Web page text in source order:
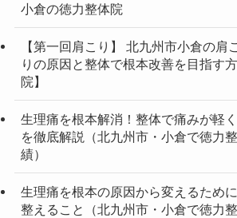
小倉の徳力整体院
【第一回肩こり】 北九州市小倉の肩
りの原因と整体で根本改善を目指す
院】
生理痛を根本解消！整体で痛みが軽
を徹底解説（北九州市・小倉で徳力
績）
生理痛を根本の原因から変えるため
整えること（北九州市・小倉で徳力